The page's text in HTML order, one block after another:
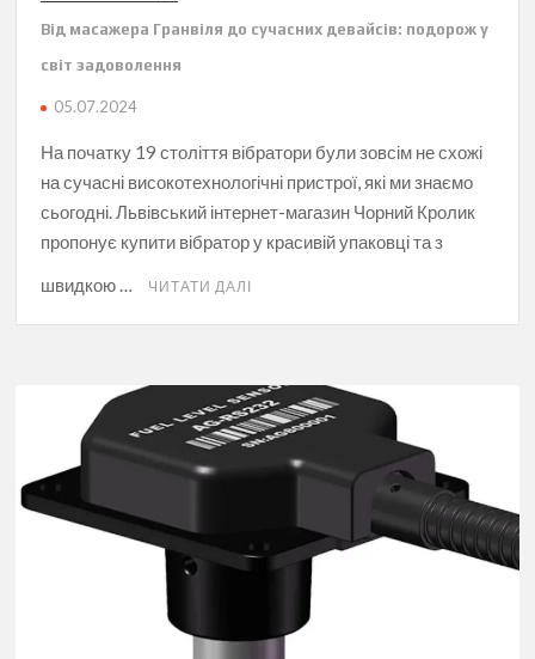
Від масажера Гранвіля до сучасних девайсів: подорож у
світ задоволення
05.07.2024
На початку 19 століття вібратори були зовсім не схожі
на сучасні високотехнологічні пристрої, які ми знаємо
сьогодні. Львівський інтернет-магазин Чорний Кролик
пропонує купити вібратор у красивій упаковці та з
швидкою …
ЧИТАТИ ДАЛІ